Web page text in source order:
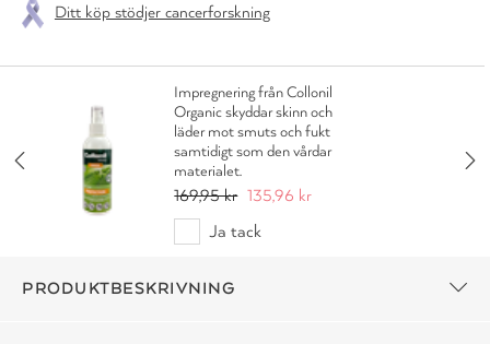
Ditt köp stödjer cancerforskning
Impregnering från Collonil
Organic skyddar skinn och
läder mot smuts och fukt
samtidigt som den vårdar
materialet.
169,95 kr 135,96 kr
Ja tack
PRODUKTBESKRIVNING